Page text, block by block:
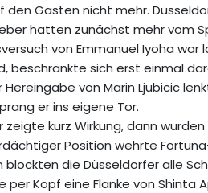
den Gästen nicht mehr.
hatten zunächst mehr vom
von Emmanuel Iyoha
beschränkte sich erst einmal
Hereingabe von Marin Ljubicic
er ins eigene Tor.
zeigte kurz Wirkung, dann
Position wehrte
blockten die Düsseldorfer alle
per Kopf eine Flanke von Shinta